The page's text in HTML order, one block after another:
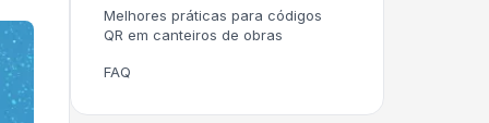
Melhores práticas para códigos
QR em canteiros de obras
FAQ